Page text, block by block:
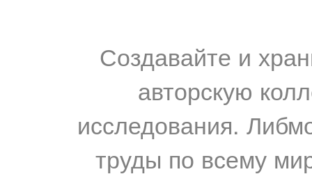
Создавайте и
авторскую
исследования.
труды по всему